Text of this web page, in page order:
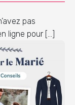
pas
ligne pour […]